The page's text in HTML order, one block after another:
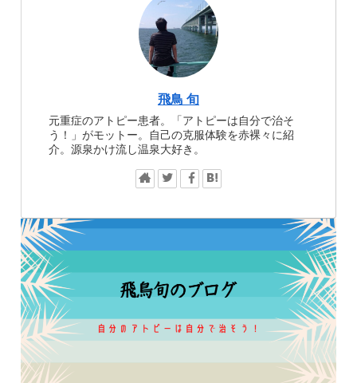
飛鳥 旬
元重症のアトピー患者。「アトピーは自分で治そ
う！」がモットー。自己の克服体験を赤裸々に紹
介。源泉かけ流し温泉大好き。